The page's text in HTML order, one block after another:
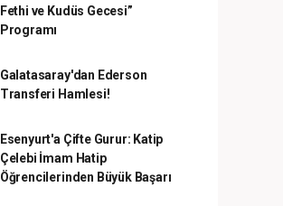
Fethi ve Kudüs Gecesi”
Programı
Galatasaray'dan Ederson
Transferi Hamlesi!
Esenyurt'a Çifte Gurur: Katip
Çelebi İmam Hatip
Öğrencilerinden Büyük Başarı